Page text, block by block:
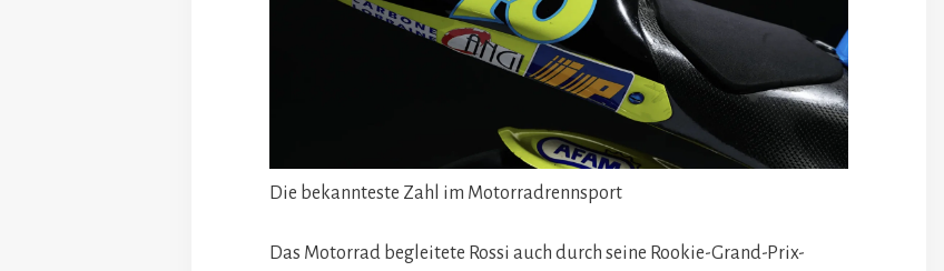
Die bekannteste Zahl im Motorradrennsport
Das Motorrad begleitete Rossi auch durch seine Rookie-Grand-Prix-